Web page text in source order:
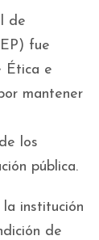
de
fue
Ética e
mantener
los
pública.
institución
de